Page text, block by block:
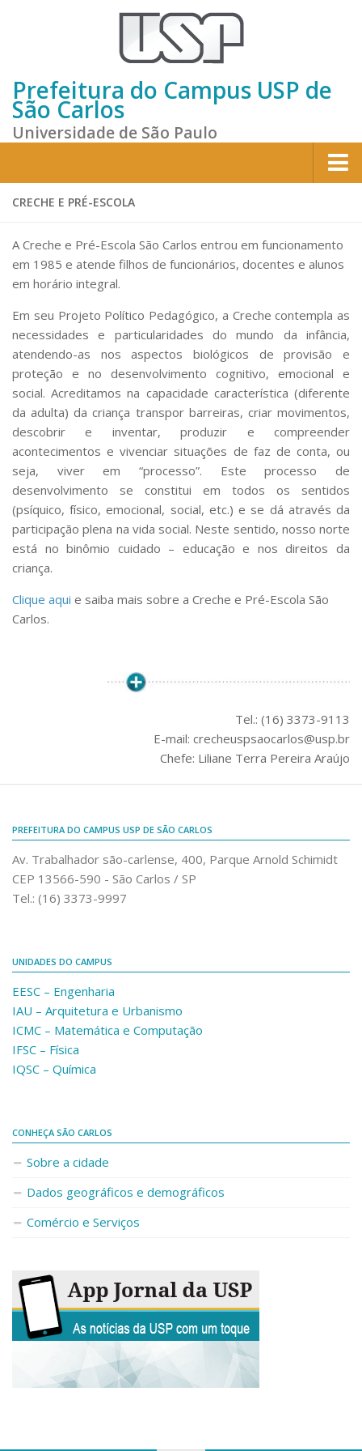
Prefeitura do Campus USP de
São Carlos
Universidade de São Paulo
Home
Sobre a Prefeitura
Gestão atual
Missão e Valores
Divisões e Seções
Pessoas
Localização
Serviços
Biblioteca
Administrativo e Financeiro
Segurança e Acessos
Obras e Manutenção
Promoção Social
Resíduos Químicos
Comunicação e Informática
Acessibilidade
Terceira Idade
Pequeno Cidadão
Campus Universitário
Sobre o Campus
Conselho Gestor
Dirigentes
Notícias e Eventos
Informações para ingressantes
Telefones e E-mails
Enviar Mensagem
CRECHE E PRÉ-ESCOLA
A Creche e Pré-Escola São Carlos entrou em funcionamento
em 1985 e atende filhos de funcionários, docentes e alunos
em horário integral.
Em seu Projeto Político Pedagógico, a Creche contempla as
necessidades e particularidades do mundo da infância,
atendendo-as nos aspectos biológicos de provisão e
proteção e no desenvolvimento cognitivo, emocional e
social. Acreditamos na capacidade característica (diferente
da adulta) da criança transpor barreiras, criar movimentos,
descobrir e inventar, produzir e compreender
acontecimentos e vivenciar situações de faz de conta, ou
seja, viver em “processo”. Este processo de
desenvolvimento se constitui em todos os sentidos
(psíquico, físico, emocional, social, etc.) e se dá através da
participação plena na vida social. Neste sentido, nosso norte
está no binômio cuidado – educação e nos direitos da
criança.
Clique aqui e saiba mais sobre a Creche e Pré-Escola São
Carlos.
Tel.: (16) 3373-9113
E-mail: crecheuspsaocarlos@usp.br
Chefe: Liliane Terra Pereira Araújo
PREFEITURA DO CAMPUS USP DE SÃO CARLOS
Av. Trabalhador são-carlense, 400, Parque Arnold Schimidt
CEP 13566-590 - São Carlos / SP
Tel.: (16) 3373-9997
UNIDADES DO CAMPUS
EESC – Engenharia
IAU – Arquitetura e Urbanismo
ICMC – Matemática e Computação
IFSC – Física
IQSC – Química
CONHEÇA SÃO CARLOS
Sobre a cidade
Dados geográficos e demográficos
Comércio e Serviços